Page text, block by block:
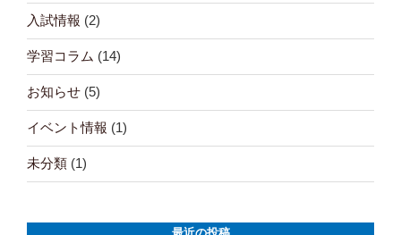
入試情報 (2)
学習コラム (14)
お知らせ (5)
イベント情報 (1)
未分類 (1)